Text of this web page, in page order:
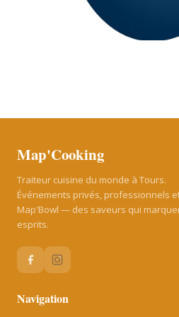
Map'Cooking
Traiteur cuisine du monde à Tours.
Événements privés, professionnels
Map'Bowl — des saveurs qui
esprits.
Navigation